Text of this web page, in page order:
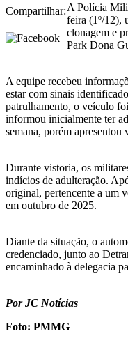
Compartilhar:A Polícia
feira (1º/12),
clonagem e
Park Dona
A equipe recebeu
estar com sinais
patrulhamento, o veículo
informou inicialmente ter
semana, porém apresentou
Durante vistoria, os
indícios de adulteração.
original, pertencente a um
em outubro de 2025.
Diante da situação, o
credenciado, junto ao
encaminhado à delegacia
Por JC Notícias
Foto: PMMG